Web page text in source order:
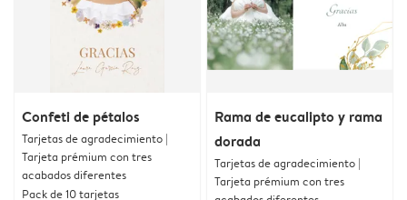
Confeti de pétalos
Tarjetas de agradecimiento |
Tarjeta prémium con tres
acabados diferentes
Pack de 10 tarjetas
Rama de eucalipto y rama
dorada
Tarjetas de agradecimiento |
Tarjeta prémium con tres